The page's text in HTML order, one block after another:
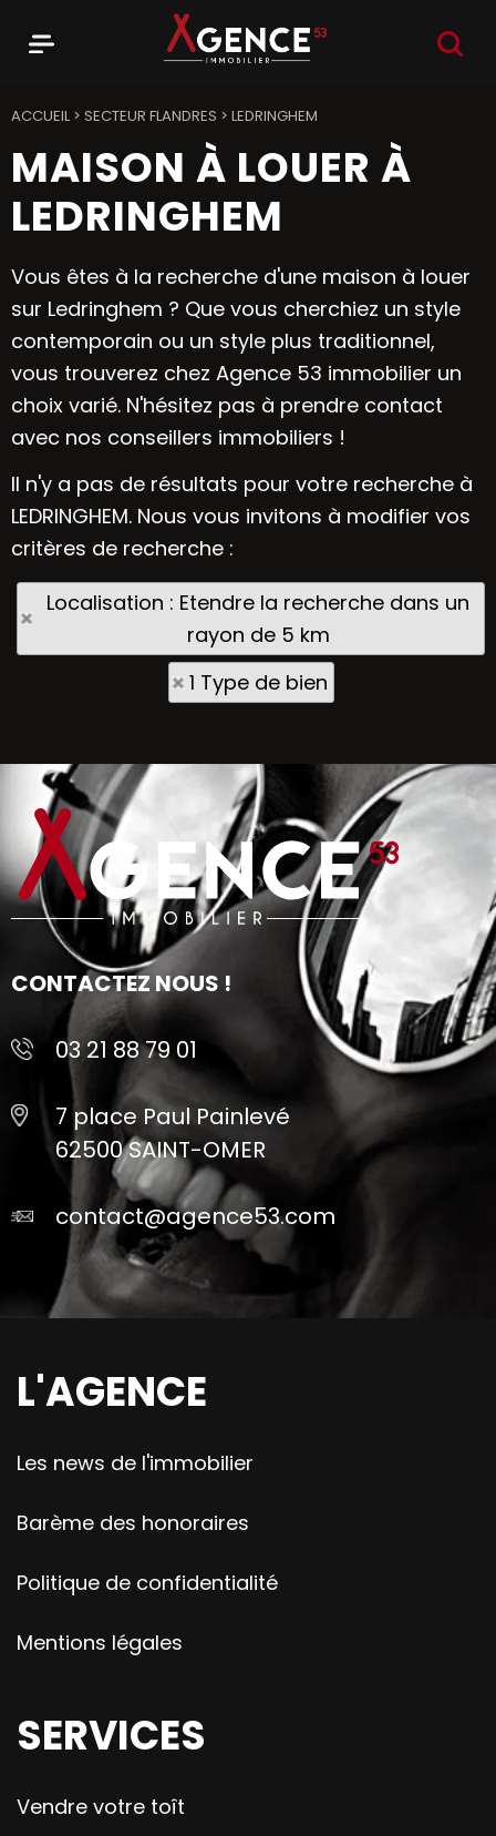
ACCUEIL> SECTEUR FLANDRES > LEDRINGHEM
MAISON À LOUER À
LEDRINGHEM
Vous êtes à la recherche d'une maison à louer
sur Ledringhem ? Que vous cherchiez un style
contemporain ou un style plus traditionnel,
vous trouverez chez Agence 53 immobilier un
choix varié. N'hésitez pas à prendre contact
avec nos conseillers immobiliers !
Il n'y a pas de résultats pour votre recherche à
LEDRINGHEM. Nous vous invitons à modifier vos
critères de recherche :
Localisation : Etendre la recherche dans un
rayon de 5 km
1 Type de bien
CONTACTEZ NOUS !
03 21 88 79 01
7 place Paul Painlevé
62500 SAINT-OMER
contact@agence53.com
L'AGENCE
Les news de l'immobilier
Barème des honoraires
Politique de confidentialité
Mentions légales
SERVICES
Vendre votre toît